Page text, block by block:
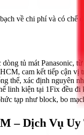
về chi phí và có chế
tủ mát Panasonic,
cam kết tiếp cận vị
thể, xác định nguyên
linh kiện tại 1Fix đều đi
tạp như block, bo
– Dịch Vụ